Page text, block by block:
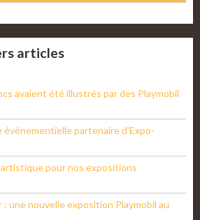
articles
avaient été illustrés par des Playmobil
événementielle partenaire d'Expo-
pour nos expositions
: une nouvelle exposition Playmobil au